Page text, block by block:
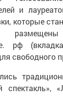
и
которые
рф
свободного